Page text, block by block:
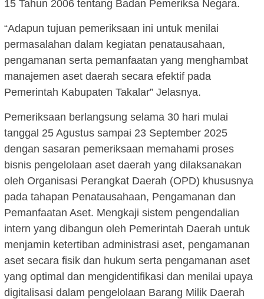
15 Tahun 2006 tentang Badan Pemeriksa Negara.
“Adapun tujuan pemeriksaan ini untuk menilai
permasalahan dalam kegiatan penatausahaan,
pengamanan serta pemanfaatan yang menghambat
manajemen aset daerah secara efektif pada
Pemerintah Kabupaten Takalar” Jelasnya.
Pemeriksaan berlangsung selama 30 hari mulai
tanggal 25 Agustus sampai 23 September 2025
dengan sasaran pemeriksaan memahami proses
bisnis pengelolaan aset daerah yang dilaksanakan
oleh Organisasi Perangkat Daerah (OPD) khususnya
pada tahapan Penatausahaan, Pengamanan dan
Pemanfaatan Aset. Mengkaji sistem pengendalian
intern yang dibangun oleh Pemerintah Daerah untuk
menjamin ketertiban administrasi aset, pengamanan
aset secara fisik dan hukum serta pengamanan aset
yang optimal dan mengidentifikasi dan menilai upaya
digitalisasi dalam pengelolaan Barang Milik Daerah